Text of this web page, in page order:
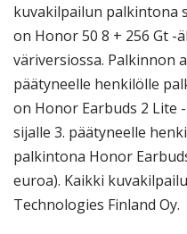
kuvakilpailun palkintona
on Honor 50 8 + 256 Gt -
väriversiossa. Palkinnon
päätyneelle henkilölle
on Honor Earbuds 2 Lite
sijalle 3. päätyneelle
palkintona Honor
euroa). Kaikki
Technologies Finland Oy.